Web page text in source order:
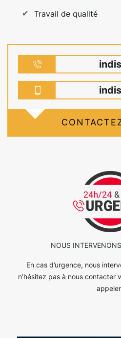
Travail de qualité
NOUS
En cas d’urgence, nous
n’hésitez pas à nous contacter